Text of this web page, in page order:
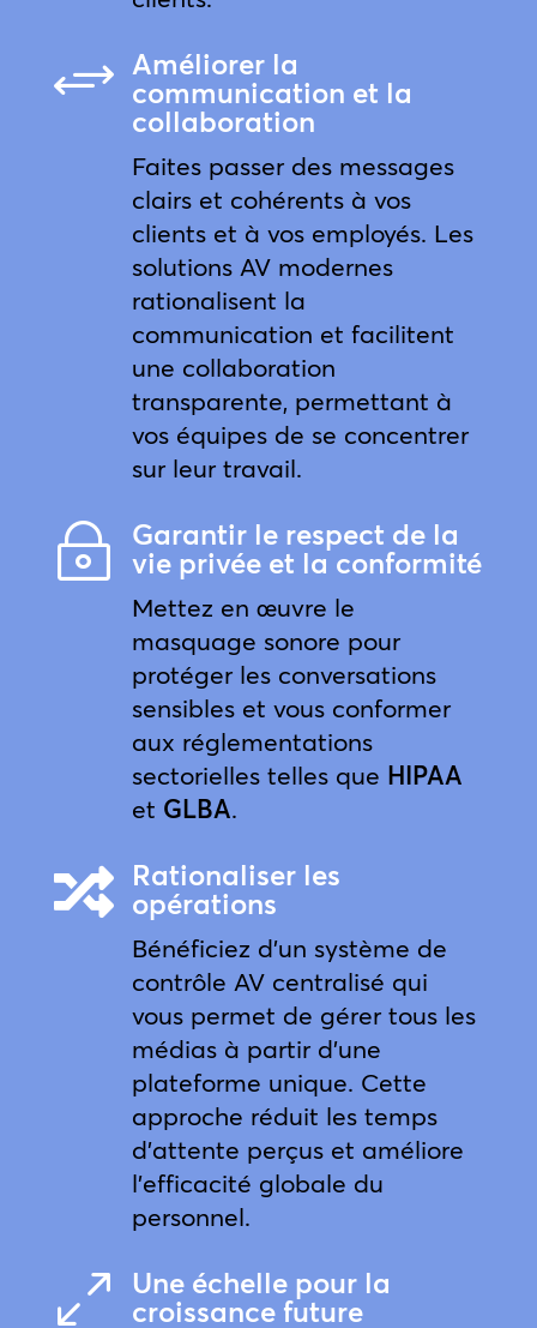
+ Améliorer la
communication et la
collaboration
Faites passer des messages
clairs et cohérents à vos
clients et à vos employés. Les
solutions AV modernes
rationalisent la
communication et facilitent
une collaboration
transparente, permettant à
vos équipes de se concentrer
sur leur travail.
~
Garantir le respect de la
vie privée et la conformité
Mettez en œuvre le
masquage sonore pour
protéger les conversations
sensibles et vous conformer
aux réglementations
sectorielles telles que HIPAA
et GLBA.
 Rationaliser les
opérations
Bénéficiez d’un système de
contrôle AV centralisé qui
vous permet de gérer tous les
médias à partir d’une
plateforme unique. Cette
approche réduit les temps
d’attente perçus et améliore
l’efficacité globale du
personnel.
0
Une échelle pour la
croissance future